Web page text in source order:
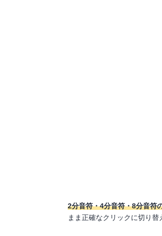
2分音符・4分音符・8分音符
まま正確なクリックに切り替